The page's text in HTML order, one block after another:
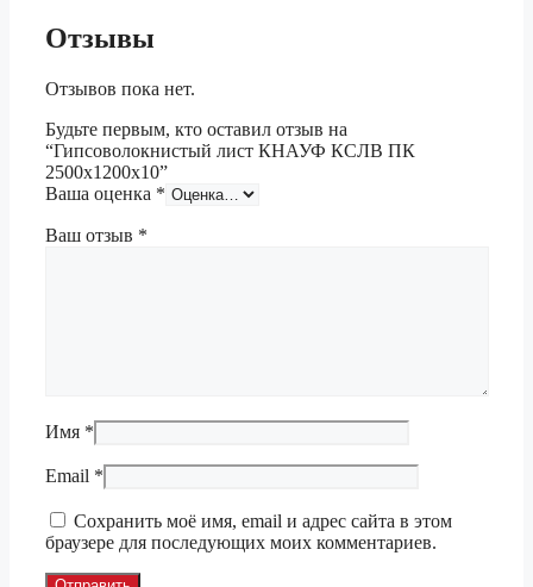
Отзывы
Отзывов пока нет.
Будьте первым, кто оставил отзыв на
“Гипсоволокнистый лист КНАУФ КСЛВ ПК
2500х1200х10”
Ваша оценка *
Ваш отзыв *
Имя *
Email *
Сохранить моё имя, email и адрес сайта в этом
браузере для последующих моих комментариев.